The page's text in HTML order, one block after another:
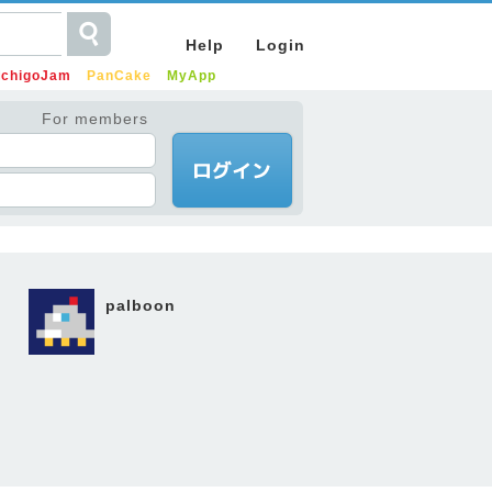
Help Login
IchigoJam PanCake MyApp
For members
palboon